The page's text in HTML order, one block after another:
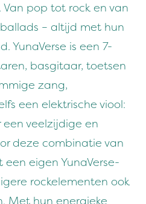
pop tot rock en van
– altijd met hun
YunaVerse is een 7-
basgitaar, toetsen
zang,
een elektrische viool:
een veelzijdige en
deze combinatie van
eigen YunaVerse-
rockelementen ook
Met hun energieke